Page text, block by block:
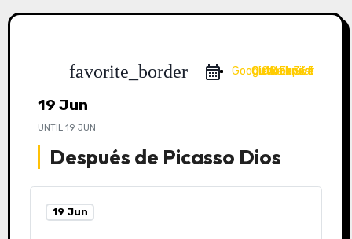
favorite_border iCal Export
Google Calendar
Outlook 365
Outlook Live
19 Jun
UNTIL 19 JUN
Después de Picasso Dios
19 Jun